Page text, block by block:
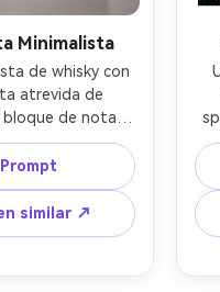
Minimalista
de whisky con
atrevida de
de notas
dorado en la
espacio
de marco estilo
con lente
de galería
bajo el
similar ↗